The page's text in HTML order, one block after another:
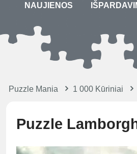
NAUJIENOS
Puzzle Mania 1 000 Kūriniai
Puzzle